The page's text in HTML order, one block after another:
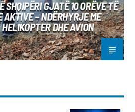
SHQIPËRI GJATË 10 ORËVE TË
AKTIVE – NDËRHYRJE ME
DHE AVION